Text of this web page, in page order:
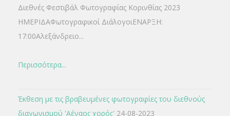
Διεθνές Φεστιβάλ Φωτογραφίας Κορινθίας 2023
ΗΜΕΡΙΔΑΦωτογραφικοί ΔιάλογοιΕΝΑΡΞΗ:
17:00Αλεξάνδρειο...
Περισσότερα...
Έκθεση με τις βραβευμένες φωτογραφίες του διεθνούς
διαγωνισμού 'Αέναος χορός' 24-08-2023